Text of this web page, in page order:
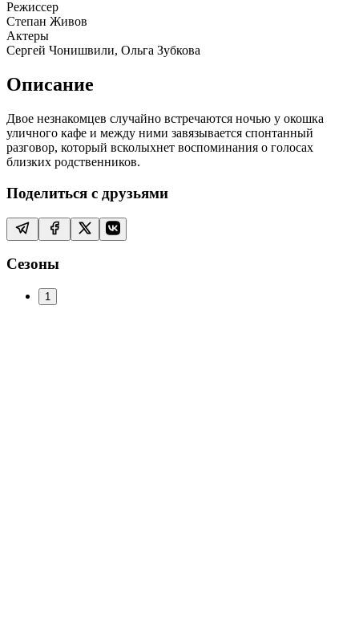
Режиссер
Степан Живов
Актеры
Сергей Чонишвили, Ольга Зубкова
Описание
Двое незнакомцев случайно встречаются ночью у окошка
уличного кафе и между ними завязывается спонтанный
разговор, который всколыхнет воспоминания о голосах
близких родственников.
Поделиться с друзьями
Сезоны
1